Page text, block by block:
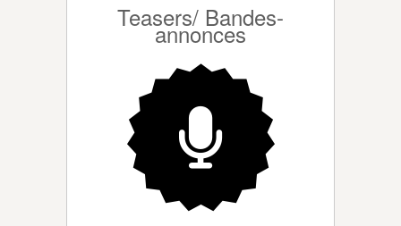
Teasers/ Bandes-
annonces